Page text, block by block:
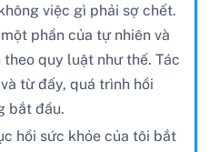
việc gì phải sợ chết.
phần của tự nhiên và
quy luật như thế. Tác
từ đấy, quá trình hồi
bắt đầu.
hồi sức khỏe của tôi bắt